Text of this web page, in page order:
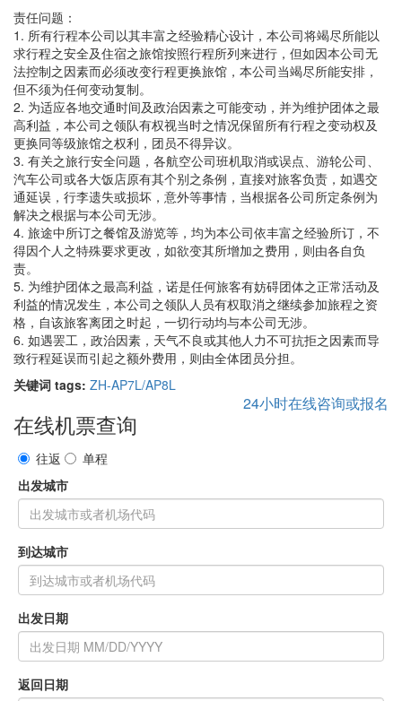
责任问题：
1. 所有行程本公司以其丰富之经验精心设计，本公司将竭尽所能以
求行程之安全及住宿之旅馆按照行程所列来进行，但如因本公司无
法控制之因素而必须改变行程更换旅馆，本公司当竭尽所能安排，
但不须为任何变动复制。
2. 为适应各地交通时间及政治因素之可能变动，并为维护团体之最
高利益，本公司之领队有权视当时之情况保留所有行程之变动权及
更换同等级旅馆之权利，团员不得异议。
3. 有关之旅行安全问题，各航空公司班机取消或误点、游轮公司、
汽车公司或各大饭店原有其个别之条例，直接对旅客负责，如遇交
通延误，行李遗失或损坏，意外等事情，当根据各公司所定条例为
解决之根据与本公司无涉。
4. 旅途中所订之餐馆及游览等，均为本公司依丰富之经验所订，不
得因个人之特殊要求更改，如欲变其所增加之费用，则由各自负
责。
5. 为维护团体之最高利益，诺是任何旅客有妨碍团体之正常活动及
利益的情况发生，本公司之领队人员有权取消之继续参加旅程之资
格，自该旅客离团之时起，一切行动均与本公司无涉。
6. 如遇罢工，政治因素，天气不良或其他人力不可抗拒之因素而导
致行程延误而引起之额外费用，则由全体团员分担。
关键词 tags: ZH-AP7L/AP8L
24小时在线咨询或报名
在线机票查询
往返
单程
出发城市
到达城市
出发日期
返回日期